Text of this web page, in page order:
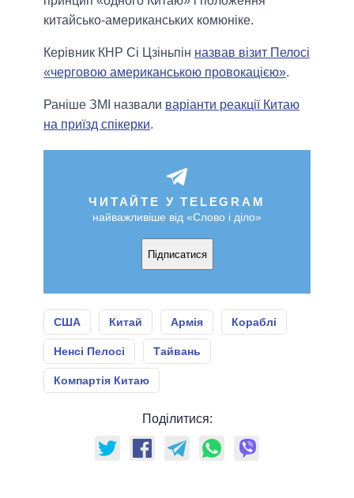
китайсько-американських комюніке.
Керівник КНР Сі Цзіньпін назвав візит Пелосі
«черговою американською провокацією».
Раніше ЗМІ назвали варіанти реакції Китаю
на приїзд спікерки.
ЧИТАЙТЕ У TELEGRAM
найважливіше від «Слово і діло»
Підписатися
США Китай Армія Кораблі
Ненсі Пелосі Тайвань
Компартія Китаю
Поділитися: